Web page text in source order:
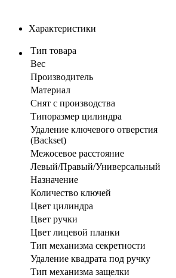
Характеристики
Тип товара
Вес
Производитель
Материал
Cнят с производства
Типоразмер цилиндра
Удаление ключевого отверстия
(Backset)
Межосевое расстояние
Левый/Правый/Универсальный
Назначение
Количество ключей
Цвет цилиндра
Цвет ручки
Цвет лицевой планки
Тип механизма секретности
Удаление квадрата под ручку
Тип механизма защелки